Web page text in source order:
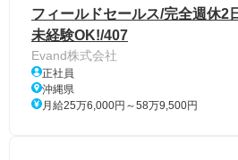
フィールドセールス/完全週休2
未経験OK!/407
Evand株式会社
正社員
沖縄県
月給25万6,000円～58万9,500円